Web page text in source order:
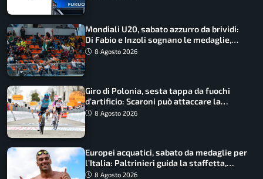
Mondiali U20, sabato azzurro da brividi:
Di Fabio e Inzoli sognano le medaglie,
Castellani e Succo in finale
8 Agosto 2026
Giro di Polonia, sesta tappa da fuochi
d’artificio: Scaroni può attaccare la
maglia di Lemmen
8 Agosto 2026
Europei acquatici, sabato da medaglie per
l’Italia: Paltrinieri guida la staffetta,
Barnabà sogna l’oro dalle grandi altezze
8 Agosto 2026